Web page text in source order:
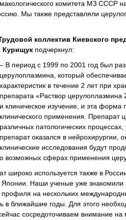
комитета МЗ СССР
Мы также представляли
коллектив Киевского
Курищук подчеркнул:
– В период с 1999 по 2001 год был
церулоплазмина, который
характеристик в течение 2 лет при
препарата «Раствор
и клиническое изучение, и эта
клинического применения. Препарат
различных патологических
препарат оказался в нейрохирургии,
клинические исследования будут
о возможных сферах применения
широко используется также в
Японии. Наши ученые уже
профиля на нескольких
в ближайшие годы. Для этого
сосредоточиваем внимание